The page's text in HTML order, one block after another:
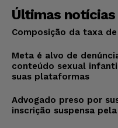
Últimas notícias
Composição da taxa
Meta é alvo de
conteúdo sexual
suas plataformas
Advogado preso por
inscrição suspensa pela